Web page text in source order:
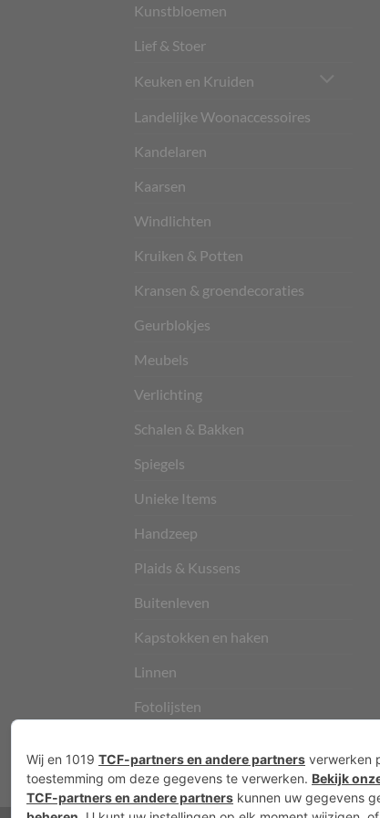
Kunstbloemen
Lief & Stoer
Keuken en Kruiden
Landelijke Woonaccessoires
Kandelaren
Kaarsen
Windlichten
Kruiken & Potten
Kransen & groendecoraties
Geurblokjes
Meubels
Verlichting
Schalen & Bakken
Spiegels
Unieke Items
Handzeep
Plaids & Kussens
Buitenleven
Kapstokken en haken
Linnen
Fotolijsten